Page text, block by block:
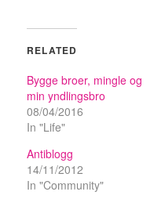
RELATED
Bygge broer, mingle og
min yndlingsbro
08/04/2016
In "Life"
Antiblogg
14/11/2012
In "Community"